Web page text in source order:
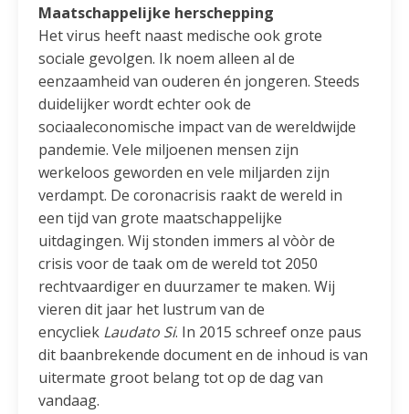
Maatschappelijke herschepping
Het virus heeft naast medische ook grote
sociale gevolgen. Ik noem alleen al de
eenzaamheid van ouderen én jongeren. Steeds
duidelijker wordt echter ook de
sociaaleconomische impact van de wereldwijde
pandemie. Vele miljoenen mensen zijn
werkeloos geworden en vele miljarden zijn
verdampt. De coronacrisis raakt de wereld in
een tijd van grote maatschappelijke
uitdagingen. Wij stonden immers al vòòr de
crisis voor de taak om de wereld tot 2050
rechtvaardiger en duurzamer te maken. Wij
vieren dit jaar het lustrum van de
encycliek Laudato Si. In 2015 schreef onze paus
dit baanbrekende document en de inhoud is van
uitermate groot belang tot op de dag van
vandaag.